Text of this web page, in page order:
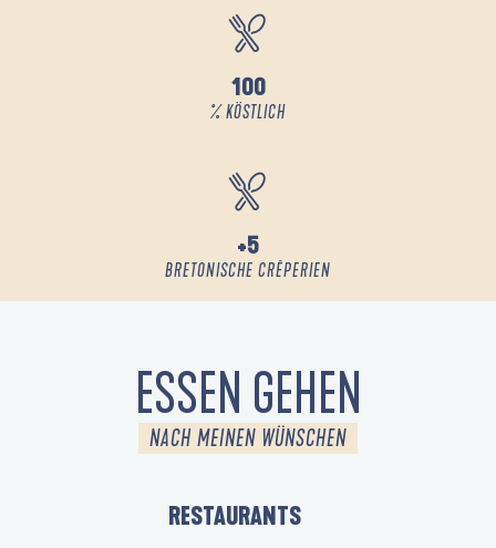
100
% KÖSTLICH
+5
BRETONISCHE CRÊPERIEN
ESSEN GEHEN
NACH MEINEN WÜNSCHEN
RESTAURANTS